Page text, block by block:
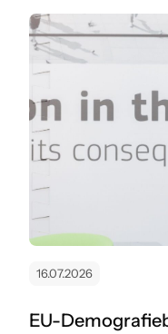
16.07.2026
EU-